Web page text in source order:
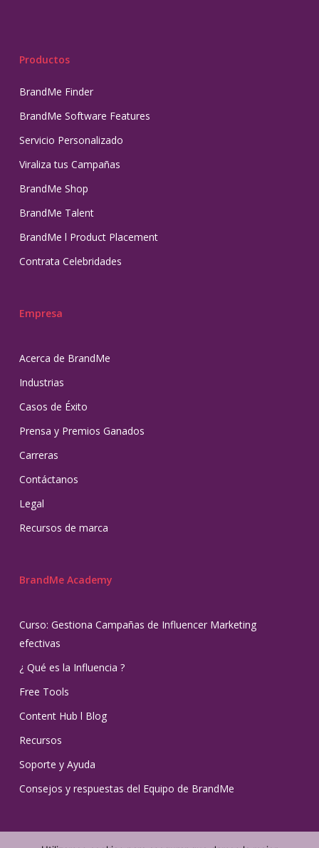
Productos
BrandMe Finder
BrandMe Software Features
Servicio Personalizado
Viraliza tus Campañas
BrandMe Shop
BrandMe Talent
BrandMe l Product Placement
Contrata Celebridades
Empresa
Acerca de BrandMe
Industrias
Casos de Éxito
Prensa y Premios Ganados
Carreras
Contáctanos
Legal
Recursos de marca
BrandMe Academy
Curso: Gestiona Campañas de Influencer Marketing
efectivas
¿ Qué es la Influencia ?
Free Tools
Content Hub l Blog
Recursos
Soporte y Ayuda
Consejos y respuestas del Equipo de BrandMe